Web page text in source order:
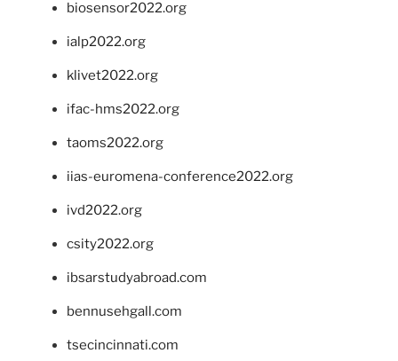
biosensor2022.org
ialp2022.org
klivet2022.org
ifac-hms2022.org
taoms2022.org
iias-euromena-conference2022.org
ivd2022.org
csity2022.org
ibsarstudyabroad.com
bennusehgall.com
tsecincinnati.com